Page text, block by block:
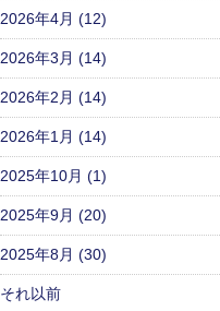
2026年4月 (12)
2026年3月 (14)
2026年2月 (14)
2026年1月 (14)
2025年10月 (1)
2025年9月 (20)
2025年8月 (30)
それ以前